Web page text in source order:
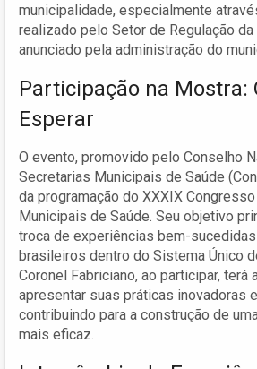
municipalidade, especialmente
realizado pelo Setor de Regulação
anunciado pela administração do
Participação na Mostra:
Esperar
O evento, promovido pelo Conselho
Secretarias Municipais de Saúde
da programação do XXXIX
Municipais de Saúde. Seu objetivo
troca de experiências bem-
brasileiros dentro do Sistema Único
Coronel Fabriciano, ao participar, terá
apresentar suas práticas inovadoras
contribuindo para a construção de
mais eficaz.